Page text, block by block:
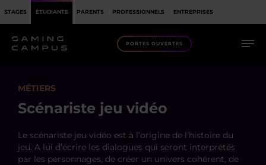
STAGES ÉTUDIANTS PARENTS PROFESSIONNELS ENTREPRISES
PORTES OUVERTES
MÉTIERS
Scénariste jeu vidéo
Le scénariste jeu vidéo est à l’origine de l’histoire du
jeu. A lui d’écrire les dialogues qui seront interprétés
par les personnages, de créer un univers cohérent, de